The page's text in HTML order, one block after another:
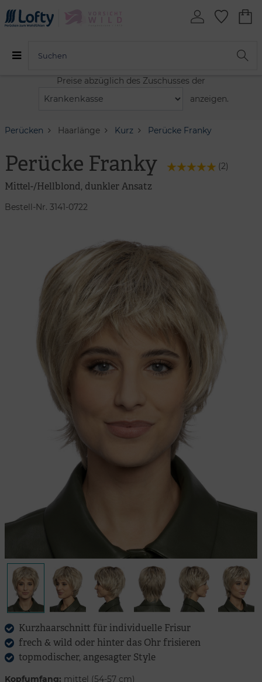
Preise abzüglich des Zuschusses der
anzeigen.
Perücken Haarlänge Kurz Perücke Franky
Perücke Franky (2)
Mittel-/Hellblond, dunkler Ansatz
Bestell-Nr. 3141-0722
Kurzhaarschnitt für individuelle Frisur
frech & wild oder hinter das Ohr frisieren
topmodischer, angesagter Style
Kopfumfang: mittel (54-57 cm)